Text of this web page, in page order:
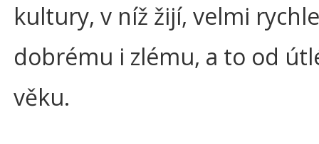
kultury, v níž žijí, velmi
dobrému i zlému, a to od
věku.